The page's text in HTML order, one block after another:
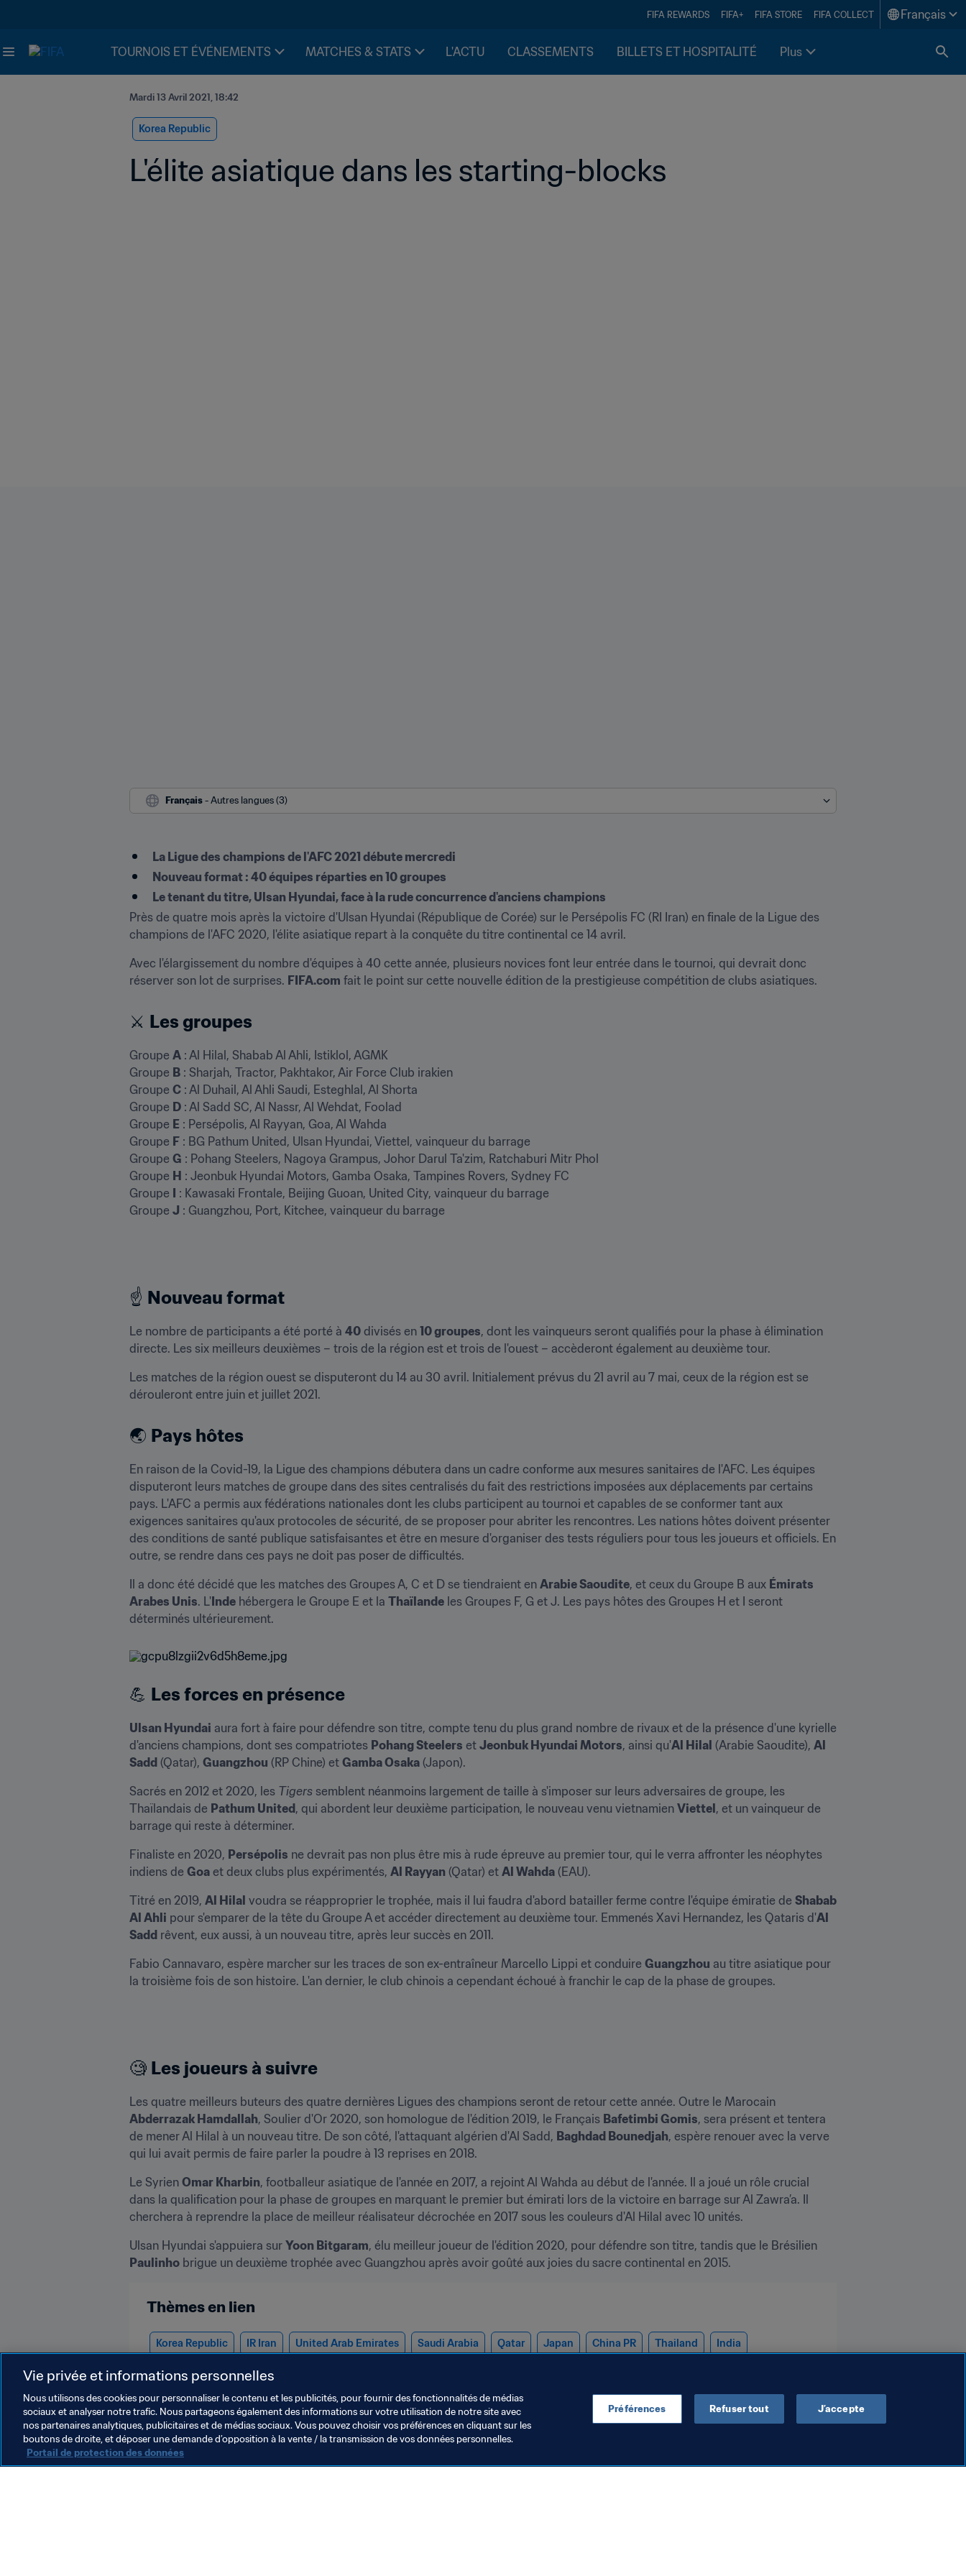
FIFA REWARDS FIFA+ FIFA STORE FIFA COLLECT Français
TOURNOIS ET ÉVÉNEMENTS MATCHES & STATS L'ACTU CLASSEMENTS BILLETS ET HOSPITALITÉ Plus
Mardi 13 Avril 2021, 18:42
Korea Republic
L'élite asiatique dans les starting-blocks
Français - Autres langues (3)
La Ligue des champions de l'AFC 2021 débute mercredi
Nouveau format : 40 équipes réparties en 10 groupes
Le tenant du titre, Ulsan Hyundai, face à la rude concurrence d'anciens champions
Près de quatre mois après la victoire d'Ulsan Hyundai (République de Corée) sur le Persépolis FC (RI Iran) en finale de la Ligue des
champions de l'AFC 2020, l'élite asiatique repart à la conquête du titre continental ce 14 avril.
Avec l'élargissement du nombre d'équipes à 40 cette année, plusieurs novices font leur entrée dans le tournoi, qui devrait donc
réserver son lot de surprises. FIFA.com fait le point sur cette nouvelle édition de la prestigieuse compétition de clubs asiatiques.
⚔ Les groupes
Groupe A : Al Hilal, Shabab Al Ahli, Istiklol, AGMK
Groupe B : Sharjah, Tractor, Pakhtakor, Air Force Club irakien
Groupe C : Al Duhail, Al Ahli Saudi, Esteghlal, Al Shorta
Groupe D : Al Sadd SC, Al Nassr, Al Wehdat, Foolad
Groupe E : Persépolis, Al Rayyan, Goa, Al Wahda
Groupe F : BG Pathum United, Ulsan Hyundai, Viettel, vainqueur du barrage
Groupe G : Pohang Steelers, Nagoya Grampus, Johor Darul Ta'zim, Ratchaburi Mitr Phol
Groupe H : Jeonbuk Hyundai Motors, Gamba Osaka, Tampines Rovers, Sydney FC
Groupe I : Kawasaki Frontale, Beijing Guoan, United City, vainqueur du barrage
Groupe J : Guangzhou, Port, Kitchee, vainqueur du barrage
☝ Nouveau format
Le nombre de participants a été porté à 40 divisés en 10 groupes, dont les vainqueurs seront qualifiés pour la phase à élimination
directe. Les six meilleurs deuxièmes – trois de la région est et trois de l'ouest – accèderont également au deuxième tour.
Les matches de la région ouest se disputeront du 14 au 30 avril. Initialement prévus du 21 avril au 7 mai, ceux de la région est se
dérouleront entre juin et juillet 2021.
🌏 Pays hôtes
En raison de la Covid-19, la Ligue des champions débutera dans un cadre conforme aux mesures sanitaires de l'AFC. Les équipes
disputeront leurs matches de groupe dans des sites centralisés du fait des restrictions imposées aux déplacements par certains
pays. L'AFC a permis aux fédérations nationales dont les clubs participent au tournoi et capables de se conformer tant aux
exigences sanitaires qu'aux protocoles de sécurité, de se proposer pour abriter les rencontres. Les nations hôtes doivent présenter
des conditions de santé publique satisfaisantes et être en mesure d'organiser des tests réguliers pour tous les joueurs et officiels. En
outre, se rendre dans ces pays ne doit pas poser de difficultés.
Il a donc été décidé que les matches des Groupes A, C et D se tiendraient en Arabie Saoudite, et ceux du Groupe B aux Émirats
Arabes Unis. L'Inde hébergera le Groupe E et la Thaïlande les Groupes F, G et J. Les pays hôtes des Groupes H et I seront
déterminés ultérieurement.
💪 Les forces en présence
Ulsan Hyundai aura fort à faire pour défendre son titre, compte tenu du plus grand nombre de rivaux et de la présence d'une kyrielle
d'anciens champions, dont ses compatriotes Pohang Steelers et Jeonbuk Hyundai Motors, ainsi qu'Al Hilal (Arabie Saoudite), Al
Sadd (Qatar), Guangzhou (RP Chine) et Gamba Osaka (Japon).
Sacrés en 2012 et 2020, les Tigers semblent néanmoins largement de taille à s'imposer sur leurs adversaires de groupe, les
Thaïlandais de Pathum United, qui abordent leur deuxième participation, le nouveau venu vietnamien Viettel, et un vainqueur de
barrage qui reste à déterminer.
Finaliste en 2020, Persépolis ne devrait pas non plus être mis à rude épreuve au premier tour, qui le verra affronter les néophytes
indiens de Goa et deux clubs plus expérimentés, Al Rayyan (Qatar) et Al Wahda (EAU).
Titré en 2019, Al Hilal voudra se réapproprier le trophée, mais il lui faudra d'abord batailler ferme contre l'équipe émiratie de Shabab
Al Ahli pour s'emparer de la tête du Groupe A et accéder directement au deuxième tour. Emmenés Xavi Hernandez, les Qataris d'Al
Sadd rêvent, eux aussi, à un nouveau titre, après leur succès en 2011.
Fabio Cannavaro, espère marcher sur les traces de son ex-entraîneur Marcello Lippi et conduire Guangzhou au titre asiatique pour
la troisième fois de son histoire. L'an dernier, le club chinois a cependant échoué à franchir le cap de la phase de groupes.
🧐 Les joueurs à suivre
Abderrazak Hamdallah, Soulier d'Or 2020, son homologue de l'édition 2019, le Français Bafetimbi Gomis, sera présent et tentera
de mener Al Hilal à un nouveau titre. De son côté, l'attaquant algérien d'Al Sadd, Baghdad Bounedjah, espère renouer avec la verve
qui lui avait permis de faire parler la poudre à 13 reprises en 2018.
Le Syrien Omar Kharbin, footballeur asiatique de l'année en 2017, a rejoint Al Wahda au début de l'année. Il a joué un rôle crucial
dans la qualification pour la phase de groupes en marquant le premier but émirati lors de la victoire en barrage sur Al Zawra’a. Il
cherchera à reprendre la place de meilleur réalisateur décrochée en 2017 sous les couleurs d'Al Hilal avec 10 unités.
Ulsan Hyundai s'appuiera sur Yoon Bitgaram
Paulinho brigue un deuxième trophée avec Guangzhou après avoir goûté aux joies du sacre continental en 2015.
Thèmes en lien
Korea Republic IR Iran United Arab Emirates Saudi Arabia Qatar Japan China PR Thailand India
Uzbekistan Iraq Hong Kong, China
Vie privée et informations personnelles
Nous utilisons des cookies pour personnaliser le contenu et les publicités, pour fournir des fonctionnalités de médias
sociaux et analyser notre trafic. Nous partageons également des informations sur votre utilisation de notre site avec
nos partenaires analytiques, publicitaires et de médias sociaux. Vous pouvez choisir vos préférences en cliquant sur les
boutons de droite, et déposer une demande d’opposition à la vente / la transmission de vos données personnelles.
Portail de protection des données
Préférences Refuser tout J’accepte